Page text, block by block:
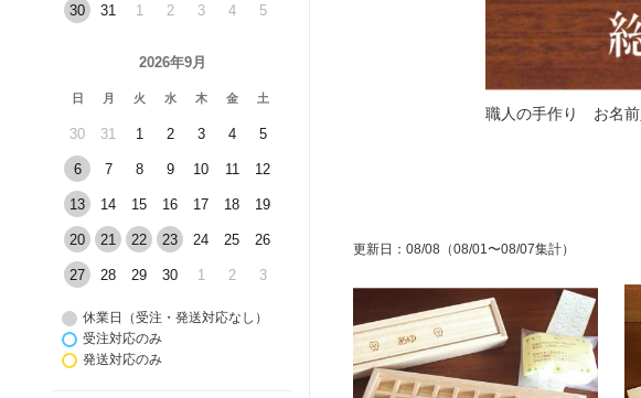
30 31 1 2 3 4 5
2026年9月
日 月 火 水 木 金 土
30 31 1 2 3 4 5
6 7 8 9 10 11 12
13 14 15 16 17 18 19
20 21 22 23 24 25 26
27 28 29 30 1 2 3
休業日（受注・発送対応なし）
受注対応のみ
発送対応のみ
の緒ケース
職人の手作り お名
更新日 ： 08/08 （08/01〜08/07集計）